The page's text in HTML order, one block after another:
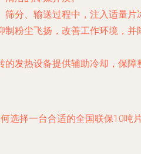
筛分、输送过程中，注入适量片
制粉尘飞扬，改善工作环境，并
的发热设备提供辅助冷却，保障
选择一台合适的全国联保10吨